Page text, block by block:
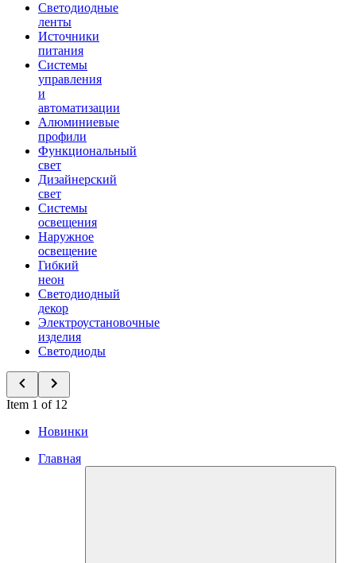
Светодиодные
ленты
Источники
питания
Системы
управления
и
автоматизации
Алюминиевые
профили
Функциональный
свет
Дизайнерский
свет
Системы
освещения
Наружное
освещение
Гибкий
неон
Светодиодный
декор
Электроустановочные
изделия
Светодиоды
Item 1 of 12
Новинки
Главная